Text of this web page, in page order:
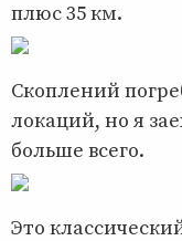
плюс 35 км.
Скоплений
локаций, но я
больше всего.
Это